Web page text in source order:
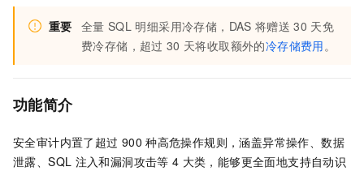
重要 全量 SQL 明细采用冷存储，DAS 将赠送 30 天免
费冷存储，超过 30 天将收取额外的冷存储费用。
功能简介
安全审计内置了超过 900 种高危操作规则，涵盖异常操作、数据
泄露、SQL 注入和漏洞攻击等 4 大类，能够更全面地支持自动识